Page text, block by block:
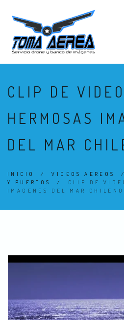
CLIP DE VIDEO
HERMOSAS
DEL MAR
INICIO /VIDEOS AEREOS
Y PUERTOS
/ CLIP DE
IMAGENES DEL MAR CHILENO